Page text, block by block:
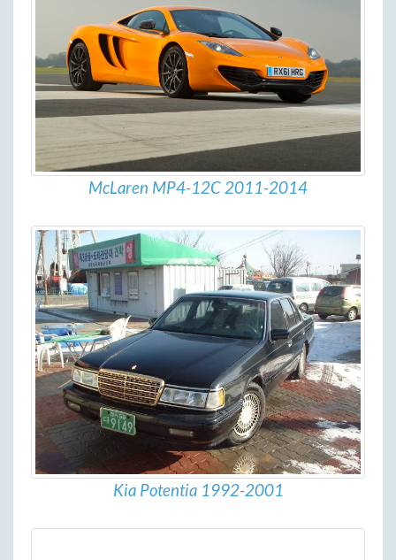
McLaren MP4-12C 2011-2014
Kia Potentia 1992-2001